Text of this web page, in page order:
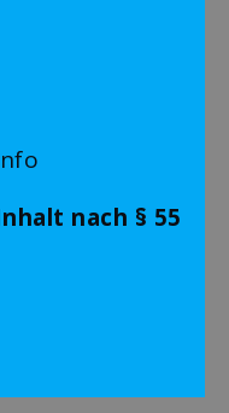
nach § 55